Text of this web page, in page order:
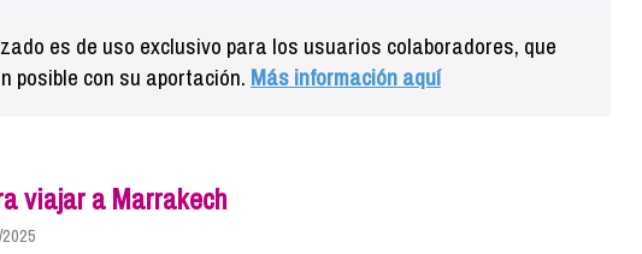
es de uso exclusivo para los usuarios colaboradores, que
posible con su aportación. Más información aquí
viajar a Marrakech